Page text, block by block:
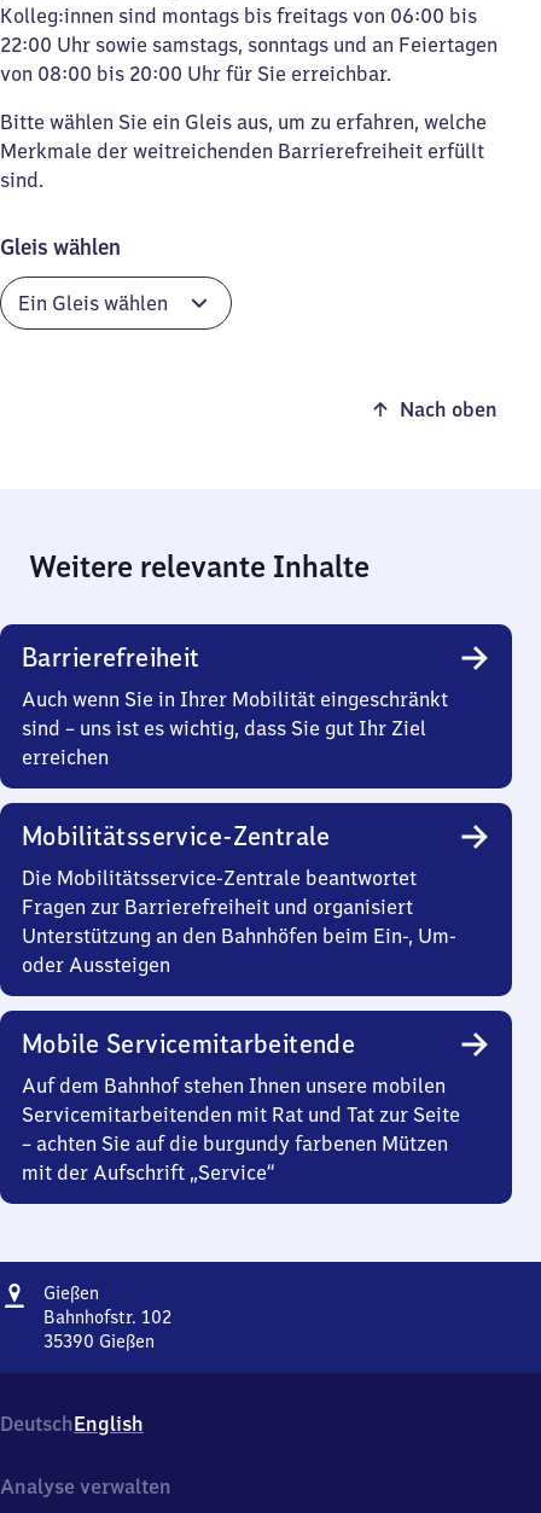
Kolleg:innen sind montags bis freitags von 06:00 bis
22:00 Uhr sowie samstags, sonntags und an Feiertagen
von 08:00 bis 20:00 Uhr für Sie erreichbar.
Bitte wählen Sie ein Gleis aus, um zu erfahren, welche
Merkmale der weitreichenden Barrierefreiheit erfüllt
sind.
Gleis wählen
Nach oben
Weitere relevante Inhalte
Barrierefreiheit
Auch wenn Sie in Ihrer Mobilität eingeschränkt
sind – uns ist es wichtig, dass Sie gut Ihr Ziel
erreichen
Mobilitätsservice-Zentrale
Die Mobilitätsservice-Zentrale beantwortet
Fragen zur Barrierefreiheit und organisiert
Unterstützung an den Bahnhöfen beim Ein-, Um-
oder Aussteigen
Mobile Servicemitarbeitende
Auf dem Bahnhof stehen Ihnen unsere mobilen
Servicemitarbeitenden mit Rat und Tat zur Seite
– achten Sie auf die burgundy farbenen Mützen
mit der Aufschrift „Service“
Adresse
Gießen
Bahnhofstr. 102
35390 Gießen
102,
3
3
DeutschEnglish
Analyse verwalten